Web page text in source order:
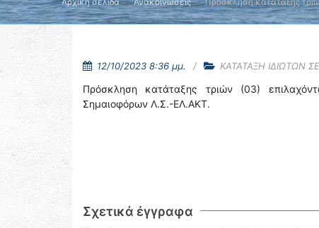
12/10/2023 8:36 μμ. ΚΑΤΑΤΑΞΗ ΙΔΙΩΤΩΝ
Πρόσκληση κατάταξης τριών (03)
Σημαιοφόρων Λ.Σ.-ΕΛ.ΑΚΤ.
Σχετικά έγγραφα